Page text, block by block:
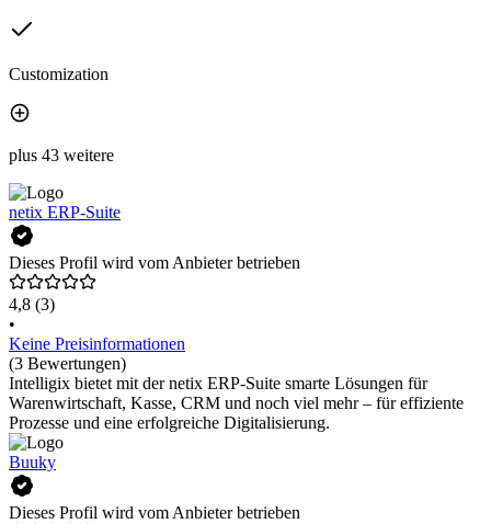
Customization
plus 43 weitere
netix ERP-Suite
Dieses Profil wird vom Anbieter betrieben
4,8 (3)
•
Keine Preisinformationen
(3 Bewertungen)
Intelligix bietet mit der netix ERP-Suite smarte Lösungen für
Warenwirtschaft, Kasse, CRM und noch viel mehr – für effiziente
Prozesse und eine erfolgreiche Digitalisierung.
Buuky
Dieses Profil wird vom Anbieter betrieben